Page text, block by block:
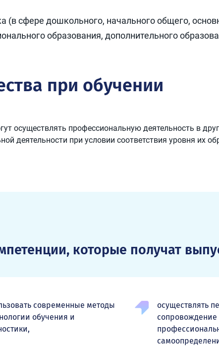
(в сфере дошкольного, начального общего,
образования, дополнительного
при обучении
осуществлять профессиональную деятельность в
деятельности при условии соответствия уровня их
которые получат
современные методы
обучения и
осуществлять